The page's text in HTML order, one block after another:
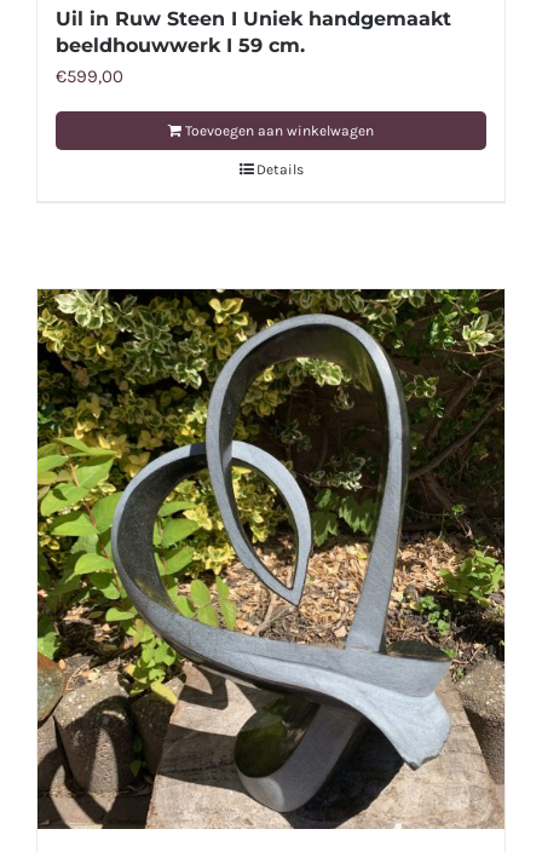
Uil in Ruw Steen I Uniek handgemaakt
beeldhouwwerk I 59 cm.
€599,00
Toevoegen aan winkelwagen
Details